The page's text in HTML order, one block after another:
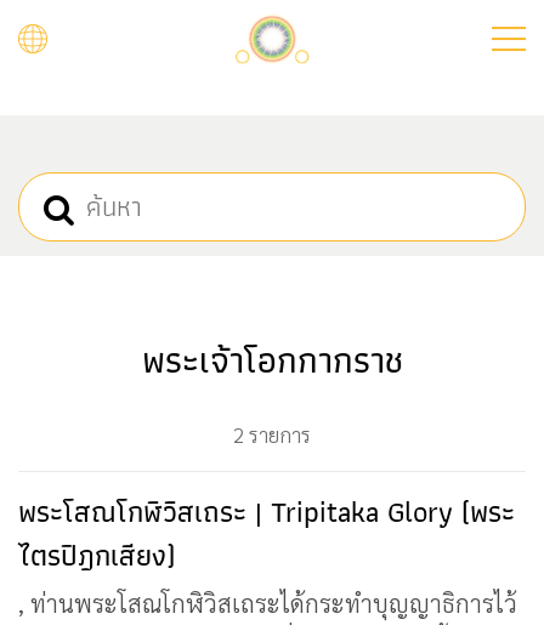
พระเจ้าโอกกากราช
2 รายการ
พระโสณโกฬิวิสเถระ | Tripitaka Glory (พระ
ไตรปิฎกเสียง)
, ท่านพระโสณโกฬิวิสเถระได้กระทำบุญญาธิการไว้